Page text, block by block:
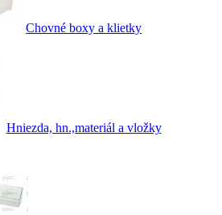
Chovné boxy a klietky
Hniezda, hn.,materiál a vložky